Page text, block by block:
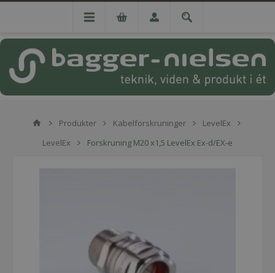
Produkter Kabelforskruninger
LevelEx
LevelEx
Forskruning M20 x1,5 LevelEx Ex-d/EX-e